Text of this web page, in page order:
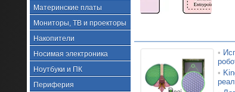
Материнские платы
Мониторы, ТВ и проекторы
Накопители
Носимая электроника
Ноутбуки и ПК
Периферия
•
•